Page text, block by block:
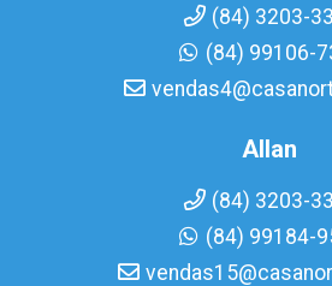
(84) 3203-
(84) 99106-
Allan
(84) 3203-
(84) 99184-